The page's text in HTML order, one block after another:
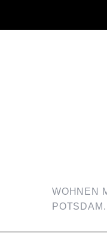
WOHNEN
POTSDAM.